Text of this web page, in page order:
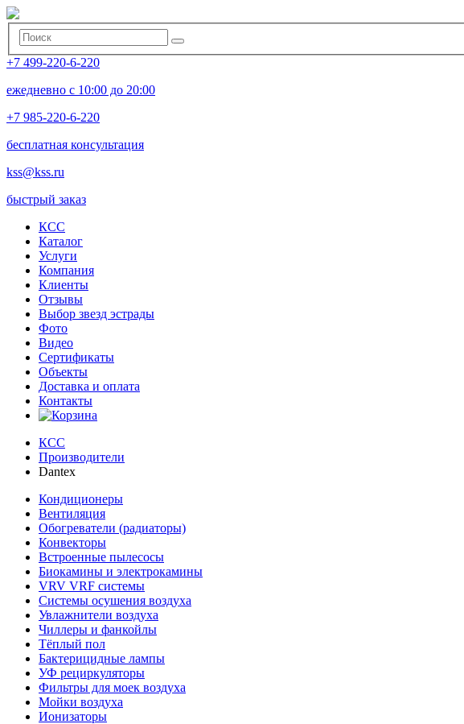
+7 499-220-6-220
ежедневно с 10:00 до 20:00
+7 985-220-6-220
бесплатная консультация
kss@kss.ru
быстрый заказ
КСС
Каталог
Услуги
Компания
Клиенты
Oтзывы
Выбор звезд эстрады
Фото
Видео
Сертификаты
Объекты
Доставка и оплата
Контакты
КСС
Производители
Dantex
Кондиционеры
Вентиляция
Обогреватели (радиаторы)
Конвекторы
Встроенные пылесосы
Биокамины и электрокамины
VRV VRF системы
Системы осушения воздуха
Увлажнители воздуха
Чиллеры и фанкойлы
Тёплый пол
Бактерицидные лампы
УФ рециркуляторы
Фильтры для моек воздуха
Мойки воздуха
Ионизаторы